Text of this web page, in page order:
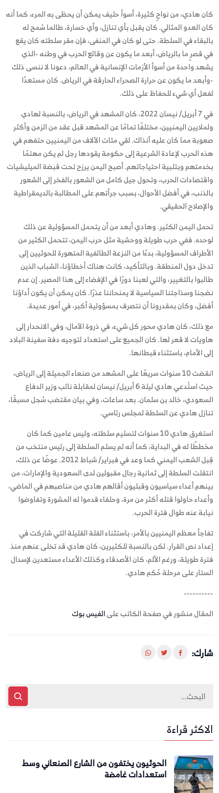
كان هادي، من نواحٍ كثيرة، أسوأ حليف يمكن أن يحظى به المرء، كما أنه
كان العدو المثالي. كان يقبل بأي تنازل، وأي خسارة، طالما سُمح له
بالبقاء في السلطة. حتى لو كان في المنفى، فإن مقر سلطته كان يقع
في قصرٍ ما بالرياض، أبعد ما يكون عن وقائع الحرب في وطنه -الذي
يشهد واحدة من أسوأ الأزمات الإنسانية في العالم، دعونا لا ننسى ذلك
-وأبعد ما يكون عن حرارة الصحراء الحارقة في الرياض. كان مستعدًا
لفعل أي شيء للحفاظ على ذلك.
في 7 أبريل/ نيسان 2022، كان المشهد في الرياض، بالنسبة لهادي
ولملايين اليمنيين، مختلفًا تمامًا عن المشهد قبل عقد من الزمن وأكثر
صعوبة مما كان عليه آنذاك. لقي مئات الآلاف من اليمنيين حتفهم في
هذه الحرب لإعادة الشرعية إلى حكومة يقودها رجل لم يكن مهتمًا
بخدمتهم وبتلبية احتياجاتهم. أصبح اليمن يرزح تحت قبضة الميليشيات
واقتصادات الحرب، وتحول جيل كامل من الشعور بالفخر إلى الشعور
بالذنب، في أفضل الأحوال، بسبب جرأتهم على المطالبة بالديمقراطية
والإصلاح الحقيقي.
تحمل اليمن الكثير. وهادي أبعد من أن يتحمل المسؤولية عن ذلك
لوحده. ففي حرب طويلة ووحشية مثل حرب اليمن، تتحمل الكثير من
الأطراف المسؤولية، بدءًا من النزعة الطائفية المتهورة للحوثيين إلى
تدخل دول المنطقة. وبالتأكيد، كانت هناك أخطاؤنا، الشباب الذين
طالبوا بالتغيير، والتي لعبنا دورًا في الإفضاء إلى هذا المصير. إن عدم
نضجنا وسذاجتنا السياسية لا يمنحاننا عذرًا. كان يمكن أن يكون أداؤنا
أفضل، وكان بمقدرونا أن نتصرف بمسؤولية أكبر، في أمور عديدة.
مع ذلك، كان هادي محور كل شيء، في ذروة الآمال، وفي الانحدار إلى
هاويات لا قعر لها. كان الجميع على استعداد لتوجيه دفة سفينة البلاد
إلى الأمام، باستثناء قبطانها.
انقضت 10 سنوات سريعًا على المشهد من صنعاء الجميلة إلى الرياض،
حيث استُدعي هادي ليلة 6 أبريل/ نيسان لمقابلة نائب وزير الدفاع
السعودي، خالد بن سلمان. بعد ساعات، وفي بيان مقتضب سُجل مسبقًا،
تنازل هادي عن السلطة لمجلس رئاسي.
استغرق هادي 10 سنوات لتسليم سلطته، وليس عامين كما كان
مخططًا له في البداية، كما أنه لم يسلم السلطة إلى رئيس منتخب من
قِبل الشعب اليمني كما وعد في فبراير/ شباط 2012. عوضًا عن ذلك،
انتقلت السلطة إلى ثمانية رجال مقبولين لدى السعودية والإمارات، من
بينهم أعداء سياسيون وقبليون أقالهم هادي من مناصبهم في الماضي،
وأعداء حاولوا قتله أكثر من مرة، وحلفاء قدموا له المشورة وتفاوضوا
نيابة عنه طوال فترة الحرب.
تفاجأ معظم اليمنيين بالأمر، باستثناء القلة القليلة التي شاركت في
إعداد نص القرار. لكن بالنسبة للكثيرين، كان هادي قد تخلى عنهم منذ
فترة طويلة، ورغم الألم، كان الأصدقاء وكذلك الأعداء مستعدين لإسدال
الستار على مرحلة حُكم هادي.
----------
المقال منشور في صفحة الكاتب علىالفيس بوك
شارك:
الاكثر قراءة
الحوثيون يختفون من الشارع الصنعاني وسط
استعدادات غامضة